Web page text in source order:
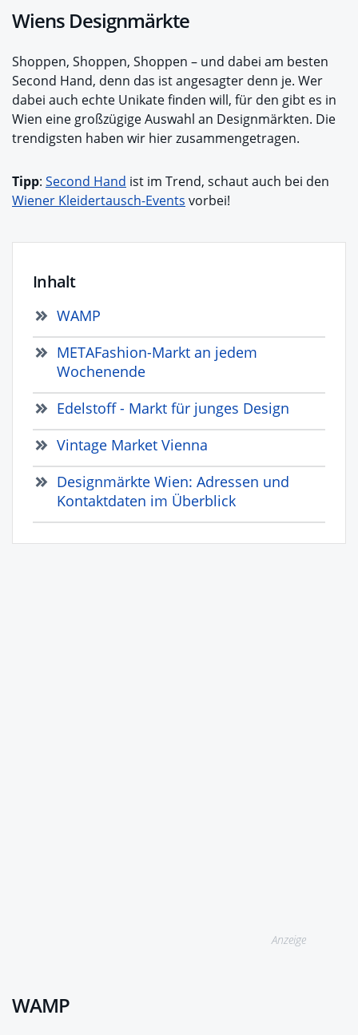
Wiens Designmärkte
Shoppen, Shoppen, Shoppen – und dabei am besten
Second Hand, denn das ist angesagter denn je. Wer
dabei auch echte Unikate finden will, für den gibt es in
Wien eine großzügige Auswahl an Designmärkten. Die
trendigsten haben wir hier zusammengetragen.
Tipp: Second Hand ist im Trend, schaut auch bei den
Wiener Kleidertausch-Events vorbei!
Inhalt
WAMP
METAFashion-Markt an jedem
Wochenende
Edelstoff - Markt für junges Design
Vintage Market Vienna
Designmärkte Wien: Adressen und
Kontaktdaten im Überblick
Anzeige
WAMP